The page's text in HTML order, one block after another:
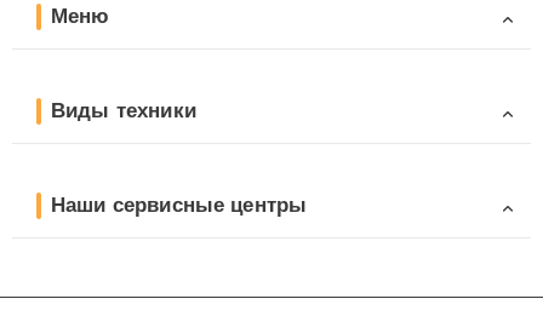
Меню
Виды техники
Наши сервисные центры